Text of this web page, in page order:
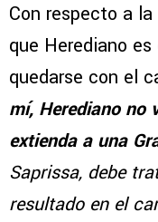
Con respecto a
que Herediano
quedarse con el
mí, Herediano no
extienda a una
Saprissa, debe
resultado en el